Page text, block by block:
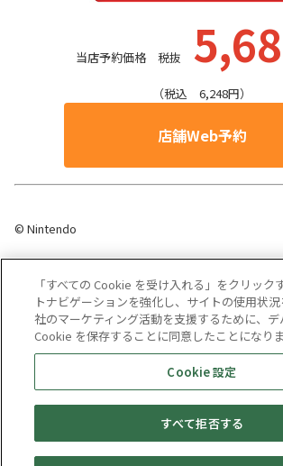
当店予約価格 税抜 5
（税込 6,248円）
店舗Web予約
© Nintendo
会社概要
サイトマ
お問い合わせ
個人情報保
株式会社テイツー
埼玉県公安委員会許可 第
© TAYTWO CO,.LTD.
「すべての Cookie を受け入れる」をクリック
トナビゲーションを強化し、サイトの使用状
社のマーケティング活動を支援するために、
Cookie を保存することに同意したことになりま
Cookie 設定
すべて拒否する